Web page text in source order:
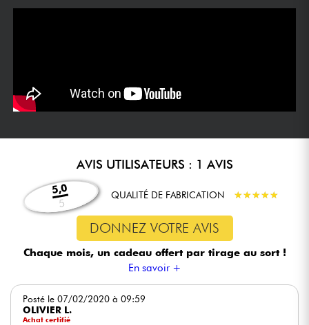
AVIS UTILISATEURS : 1 AVIS
5,0
5
QUALITÉ DE FABRICATION ★★★★★
★★★★★
DONNEZ VOTRE AVIS
Chaque mois, un cadeau offert par tirage au sort !
En savoir +
Posté le 07/02/2020 à 09:59
OLIVIER L.
Achat certifié